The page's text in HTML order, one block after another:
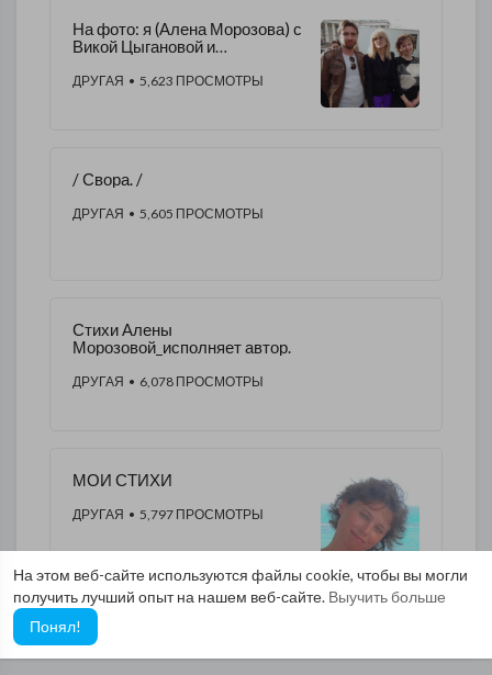
На этом веб-сайте используются файлы cookie, чтобы вы могли
получить лучший опыт на нашем веб-сайте. Выучить больше
Понял!
На фото: я (Алена Морозова) с
Викой Цыгановой и
Александром, ​02.05.2016 г.
ДРУГАЯ • 5,623 ПРОСМОТРЫ
/ Свора. /
ДРУГАЯ • 5,605 ПРОСМОТРЫ
Стихи Алены
Морозовой_исполняет автор.
ДРУГАЯ • 6,078 ПРОСМОТРЫ
МОИ СТИХИ
ДРУГАЯ • 5,797 ПРОСМОТРЫ